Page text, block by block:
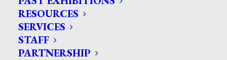
RESOURCES
SERVICES
STAFF
PARTNERSHIP
Search
for: